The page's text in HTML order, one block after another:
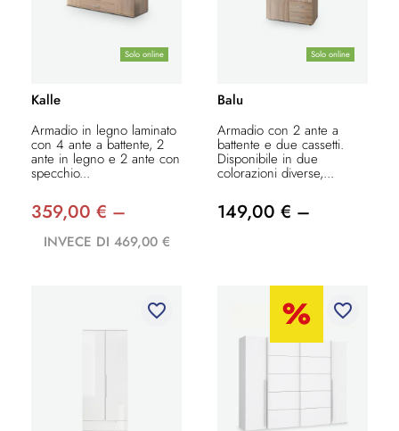
Solo online
Kalle
Armadio in legno laminato
con 4 ante a battente, 2
ante in legno e 2 ante con
specchio...
359,00 € –
INVECE DI 469,00 €
Solo online
Balu
Armadio con 2 ante a
battente e due cassetti.
Disponibile in due
colorazioni diverse,...
149,00 € –
favorite_border favorite_border